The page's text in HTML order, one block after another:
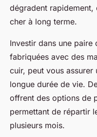
dégradent rapidement,
cher à long terme.
Investir dans une paire
fabriquées avec des
cuir, peut vous
longue durée de vie.
offrent des options de
permettant de répartir
plusieurs mois.